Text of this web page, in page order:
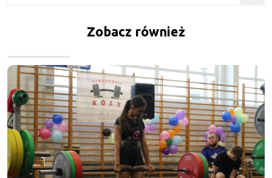
Zobacz również